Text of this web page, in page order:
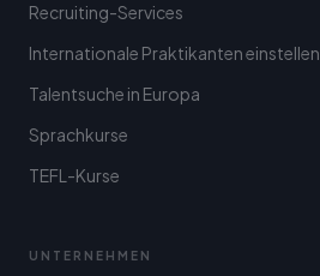
Recruiting-Services
Internationale Praktikanten einstellen
Talentsuche in Europa
Sprachkurse
TEFL-Kurse
UNTERNEHMEN